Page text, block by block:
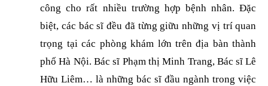
công cho rất nhiều trường hợp bệnh nhân. Đặc
biệt, các bác sĩ đều đã từng giữu những vị trí quan
trọng tại các phòng khám lớn trên địa bàn thành
phố Hà Nội. Bác sĩ Phạm thị Minh Trang, Bác sĩ Lê
Hữu Liêm… là những bác sĩ đầu ngành trong việc